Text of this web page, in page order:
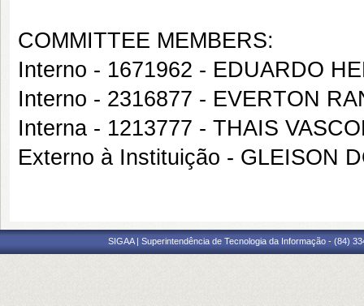
COMMITTEE MEMBERS:
Interno - 1671962 - EDUARDO
Interno - 2316877 - EVERTON
Interna - 1213777 - THAIS
Externo à Instituição - GLEISON
SIGAA | Superintendência de Tecnologia da Informação - (84)